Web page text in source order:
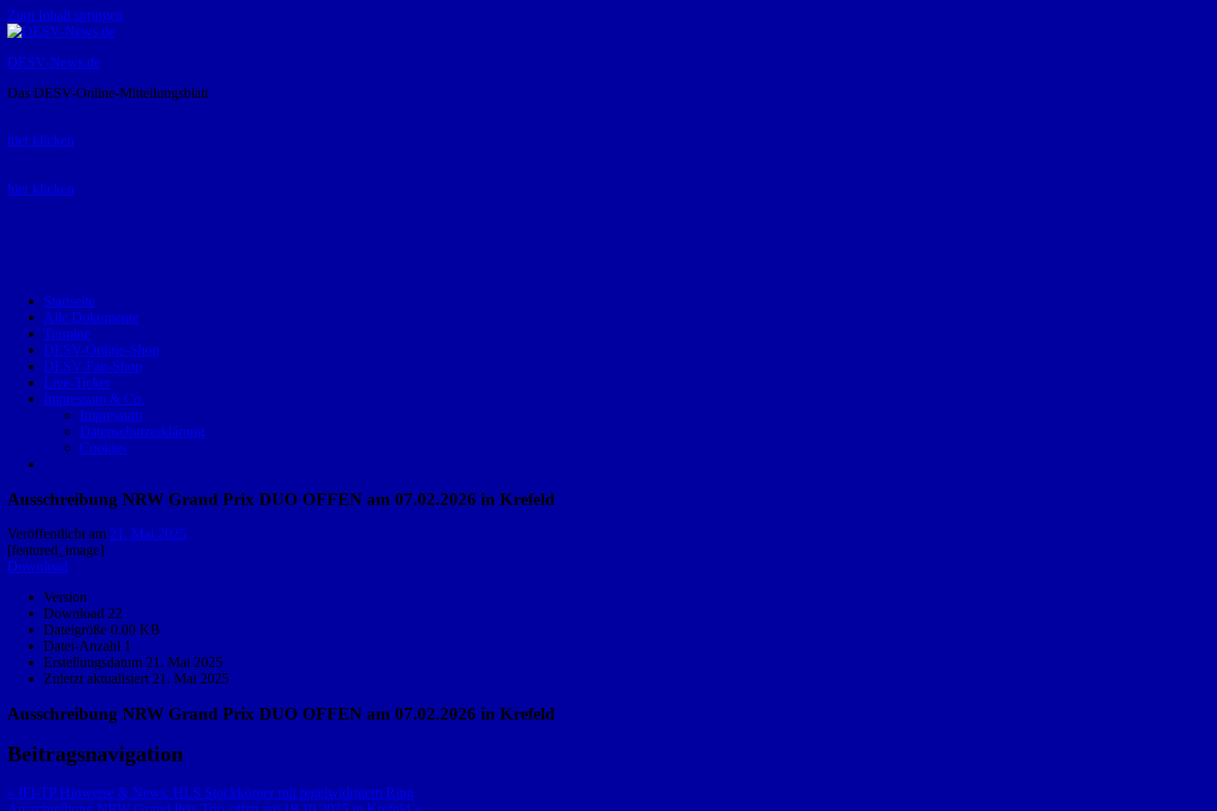
Zum Inhalt springen
DESV-News.de
Das DESV-Online-Mitteilungsblatt
hier klicken
hier klicken
Startseite
Alle Dokumente
Termine
DESV-Online-Shop
DESV-Fan-Shop
Live-Ticker
Impressum & Co.
Impressum
Datenschutzerklärung
Cookies
Ausschreibung NRW Grand Prix DUO OFFEN am 07.02.2026 in Krefeld
Veröffentlicht am 21. Mai 2025
[featured_image]
Download
Version
Download 22
Dateigröße 0.00 KB
Datei-Anzahl 1
Erstellungsdatum 21. Mai 2025
Zuletzt aktualisiert21. Mai 2025
Ausschreibung NRW Grand Prix DUO OFFEN am 07.02.2026 in Krefeld
Beitragsnavigation
« IFI-TP Hinweise & News: HLS Stockkörper mit regelwidrigem Ring